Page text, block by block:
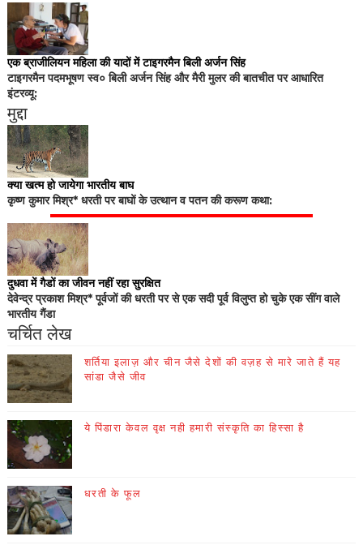
एक ब्राजीलियन महिला की यादों में टाइगरमैन बिली अर्जन सिंह
टाइगरमैन पदमभूषण स्व० बिली अर्जन सिंह और मैरी मुलर की बातचीत पर आधारित
इंटरव्यू:
मुद्दा
क्या खत्म हो जायेगा भारतीय बाघ
कृष्ण कुमार मिश्र* धरती पर बाघों के उत्थान व पतन की करूण कथा:
दुधवा में गैडों का जीवन नहीं रहा सुरक्षित
देवेन्द्र प्रकाश मिश्र* पूर्वजों की धरती पर से एक सदी पूर्व विलुप्त हो चुके एक सींग वाले
भारतीय गैंडा
चर्चित लेख
शर्तिया इलाज़ और चीन जैसे देशों की वज़ह से मारे जाते हैं यह
सांडा जैसे जीव
ये पिंडारा केवल वृक्ष नही हमारी संस्कृति का हिस्सा है
धरती के फूल